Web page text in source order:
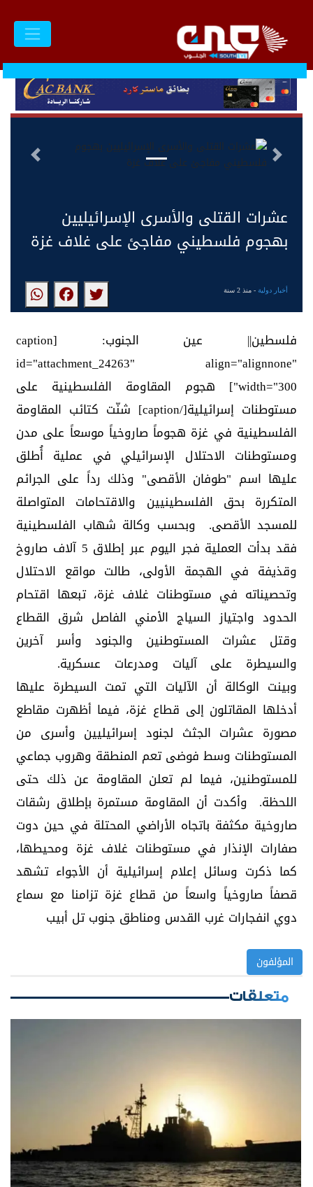
التالى السابق
عشرات القتلى والأسرى الإسرائيليين
بهجوم فلسطيني مفاجئ على غلاف غزة
أخبار دولية- منذ 2 سنة
فلسطين|| عين الجنوب: [caption
id="attachment_24263" align="alignnone"
width="300"]
هجوم المقاومة الفلسطينية على
مستوطنات إسرائيلية[/caption] شنّت كتائب المقاومة
الفلسطينية في غزة هجوماً صاروخياً موسعاً على مدن
ومستوطنات الاحتلال الإسرائيلي في عملية أُطلق
عليها اسم "طوفان الأقصى" وذلك رداً على الجرائم
المتكررة بحق الفلسطينيين والاقتحامات المتواصلة
للمسجد الأقصى. وبحسب وكالة شهاب الفلسطينية
فقد بدأت العملية فجر اليوم عبر إطلاق 5 آلاف صاروخ
وقذيفة في الهجمة الأولى، طالت مواقع الاحتلال
وتحصيناته في مستوطنات غلاف غزة، تبعها اقتحام
الحدود واجتياز السياج الأمني الفاصل شرق القطاع
وقتل عشرات المستوطنين والجنود وأسر آخرين
والسيطرة على آليات ومدرعات عسكرية.
وبينت الوكالة أن الآليات التي تمت السيطرة عليها
أدخلها المقاتلون إلى قطاع غزة، فيما أظهرت مقاطع
مصورة عشرات الجثث لجنود إسرائيليين وأسرى من
المستوطنات وسط فوضى تعم المنطقة وهروب جماعي
للمستوطنين، فيما لم تعلن المقاومة عن ذلك حتى
اللحظة. وأكدت أن المقاومة مستمرة بإطلاق رشقات
صاروخية مكثفة باتجاه الأراضي المحتلة في حين دوت
صفارات الإنذار في مستوطنات غلاف غزة ومحيطها،
كما ذكرت وسائل إعلام إسرائيلية أن الأجواء تشهد
قصفاً صاروخياً واسعاً من قطاع غزة تزامنا مع سماع
دوي انفجارات غرب القدس ومناطق جنوب تل أبيب
المؤلفون
متعلقات